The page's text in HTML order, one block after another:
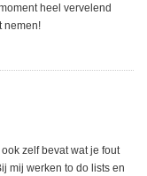
heel vervelend
nemen!
zelf bevat wat je fout
mij werken to do lists en